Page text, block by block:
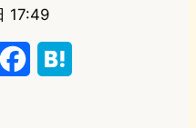
17:49